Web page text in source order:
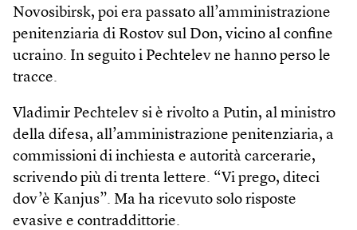
Novosibirsk, poi era passato all’amministrazione
penitenziaria di Rostov sul Don, vicino al confine
ucraino. In seguito i Pechtelev ne hanno perso le
tracce.
Vladimir Pechtelev si è rivolto a Putin, al ministro
della difesa, all’amministrazione penitenziaria, a
commissioni di inchiesta e autorità carcerarie,
scrivendo più di trenta lettere. “Vi prego, diteci
dov’è Kanjus”. Ma ha ricevuto solo risposte
evasive e contraddittorie.